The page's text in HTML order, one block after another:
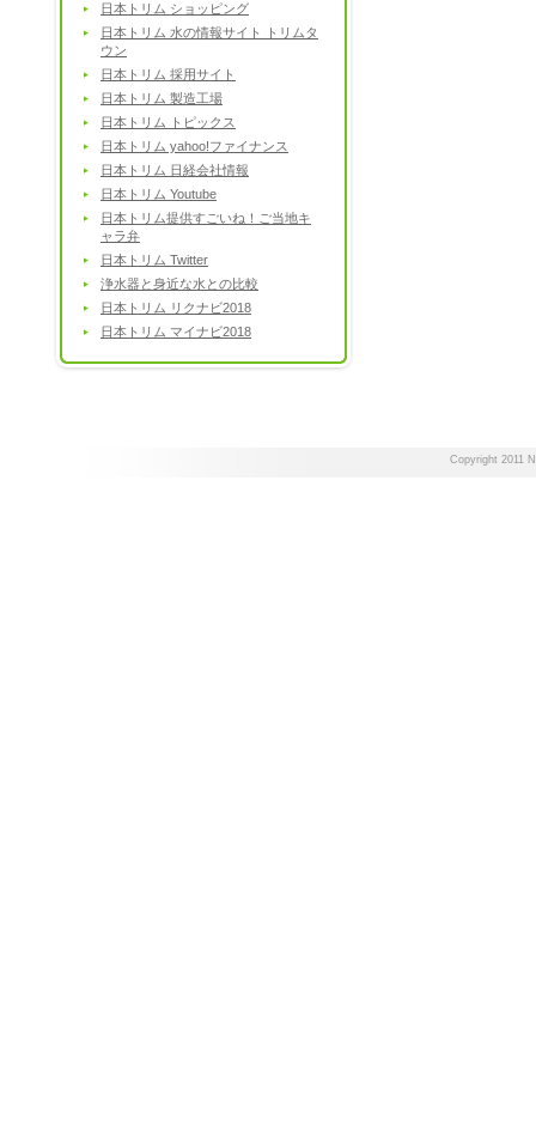
日本トリム ショッピング
日本トリム 水の情報サイト トリムタ
ウン
日本トリム 採用サイト
日本トリム 製造工場
日本トリム トピックス
日本トリム yahoo!ファイナンス
日本トリム 日経会社情報
日本トリム Youtube
日本トリム提供すごいね！ご当地キ
ャラ弁
日本トリム Twitter
浄水器と身近な水との比較
日本トリム リクナビ2018
日本トリム マイナビ2018
Copyright 2011